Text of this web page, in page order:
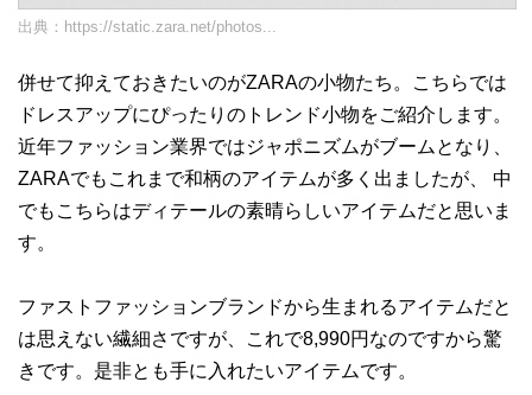
出典： https://static.zara.net/photos...
併せて抑えておきたいのがZARAの小物たち。こちらでは
ドレスアップにぴったりのトレンド小物をご紹介します。
近年ファッション業界ではジャポニズムがブームとなり、
ZARAでもこれまで和柄のアイテムが多く出ましたが、 中
でもこちらはディテールの素晴らしいアイテムだと思いま
す。
ファストファッションブランドから生まれるアイテムだと
は思えない繊細さですが、これで8,990円なのですから驚
きです。是非とも手に入れたいアイテムです。